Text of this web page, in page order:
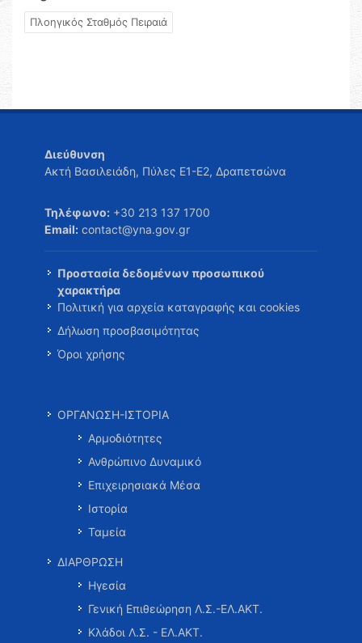
Πλοηγικός Σταθμός Πειραιά
Διεύθυνση
Ακτή Βασιλειάδη, Πύλες Ε1-Ε2, Δραπετσώνα
Τηλέφωνο: +30 213 137 1700
Email: contact@yna.gov.gr
Προστασία δεδομένων προσωπικού
χαρακτήρα
Πολιτική για αρχεία καταγραφής και cookies
Δήλωση προσβασιμότητας
Όροι χρήσης
ΟΡΓΑΝΩΣΗ-ΙΣΤΟΡΙΑ
Αρμοδιότητες
Ανθρώπινο Δυναμικό
Επιχειρησιακά Μέσα
Ιστορία
Ταμεία
ΔΙΑΡΘΡΩΣΗ
Ηγεσία
Γενική Επιθεώρηση Λ.Σ.-ΕΛ.ΑΚΤ.
Κλάδοι Λ.Σ. - ΕΛ.ΑΚΤ.